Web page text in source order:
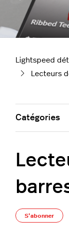
Lightspeed
Lecteurs
S’abonner
Catégories